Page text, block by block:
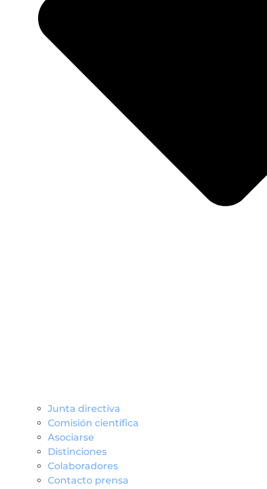
Junta directiva
Comisión científica
Asociarse
Distinciones
Colaboradores
Contacto prensa